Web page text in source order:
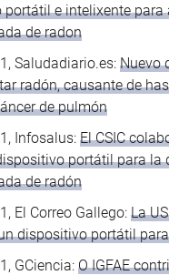
e intelixente para
de radon
Saludadiario.es: Nuevo
radón, causante de
de pulmón
Infosalus: El CSIC
portátil para la
de radón
El Correo Gallego: La
dispositivo portátil
GCiencia: O IGFAE